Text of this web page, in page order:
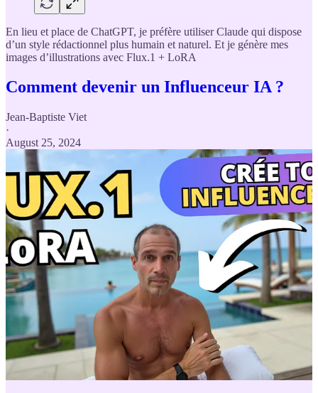
En lieu et place de ChatGPT, je préfère utiliser Claude qui dispose
d’un style rédactionnel plus humain et naturel. Et je génère mes
images d’illustrations avec Flux.1 + LoRA
Comment devenir un Influenceur IA ?
Jean-Baptiste Viet
·
August 25, 2024